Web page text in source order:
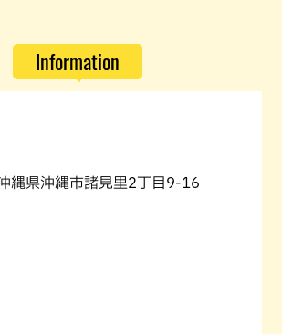
Information
縄県沖縄市諸見里2丁目9-16